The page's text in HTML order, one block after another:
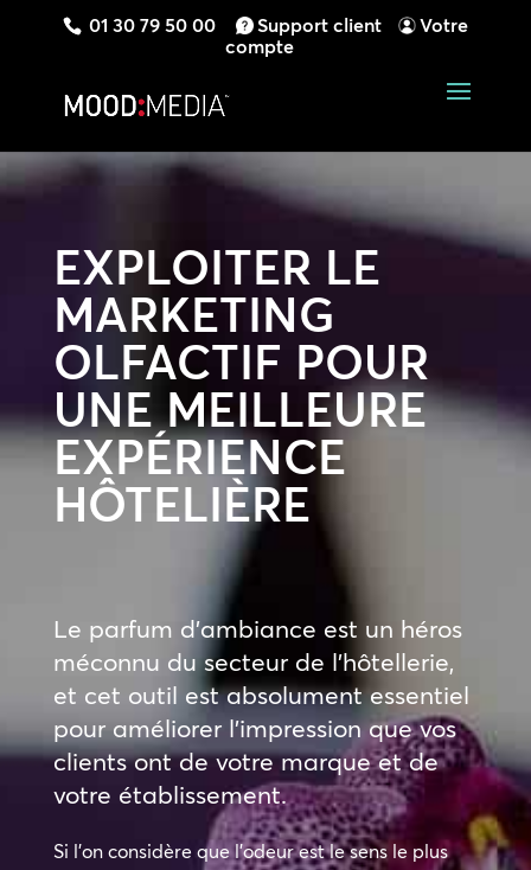
01 30 79 50 00 Support client
Votre
compte
EXPLOITER LE
MARKETING
OLFACTIF POUR
UNE MEILLEURE
EXPÉRIENCE
HÔTELIÈRE
Le parfum d’ambiance est un héros
méconnu du secteur de l’hôtellerie,
et cet outil est absolument essentiel
pour améliorer l’impression que vos
clients ont de votre marque et de
votre établissement.
Si l’on considère que l’odeur est le sens le plus